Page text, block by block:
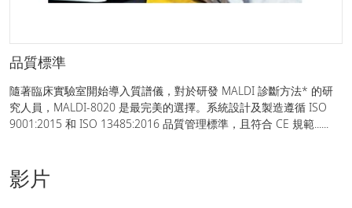
品質標準
隨著臨床實驗室開始導入質譜儀，對於研發 MALDI 診斷方法* 的研
究人員，MALDI-8020 是最完美的選擇。系統設計及製造遵循 ISO
9001:2015 和 ISO 13485:2016 品質管理標準，且符合 CE 規範......
影片